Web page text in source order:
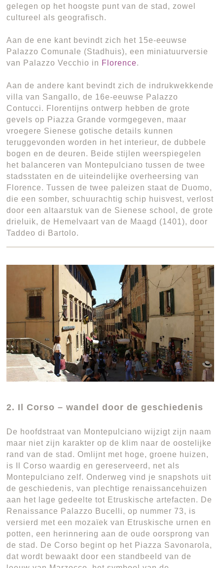
gelegen op het hoogste punt van de stad, zowel
cultureel als geografisch.
Aan de ene kant bevindt zich het 15e-eeuwse
Palazzo Comunale (Stadhuis), een miniatuurversie
van Palazzo Vecchio in Florence.
Aan de andere kant bevindt zich de indrukwekkende
villa van Sangallo, de 16e-eeuwse Palazzo
Contucci. Florentijns ontwerp hebben de grote
gevels op Piazza Grande vormgegeven, maar
vroegere Sienese gotische details kunnen
teruggevonden worden in het interieur, de dubbele
bogen en de deuren. Beide stijlen weerspiegelen
het balanceren van Montepulciano tussen de twee
stadsstaten en de uiteindelijke overheersing van
Florence. Tussen de twee paleizen staat de Duomo,
die een somber, schuurachtig schip huisvest, verlost
door een altaarstuk van de Sienese school, de grote
drieluik, de Hemelvaart van de Maagd (1401), door
Taddeo di Bartolo.
2. Il Corso – wandel door de geschiedenis
De hoofdstraat van Montepulciano wijzigt zijn naam
maar niet zijn karakter op de klim naar de oostelijke
rand van de stad. Omlijnt met hoge, groene huizen,
is Il Corso waardig en gereserveerd, net als
Montepulciano zelf. Onderweg vind je snapshots uit
de geschiedenis, van plechtige renaissancehuizen
aan het lage gedeelte tot Etruskische artefacten. De
Renaissance Palazzo Bucelli, op nummer 73, is
versierd met een mozaïek van Etruskische urnen en
potten, een herinnering aan de oude oorsprong van
de stad. De Corso begint op het Piazza Savonarola,
dat wordt bewaakt door een standbeeld van de